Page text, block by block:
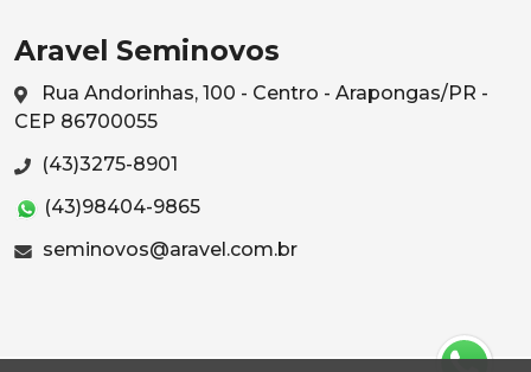
Aravel Seminovos
Rua Andorinhas, 100 - Centro - Arapongas/PR -
CEP 86700055
(43)3275-8901
(43)98404-9865
seminovos@aravel.com.br